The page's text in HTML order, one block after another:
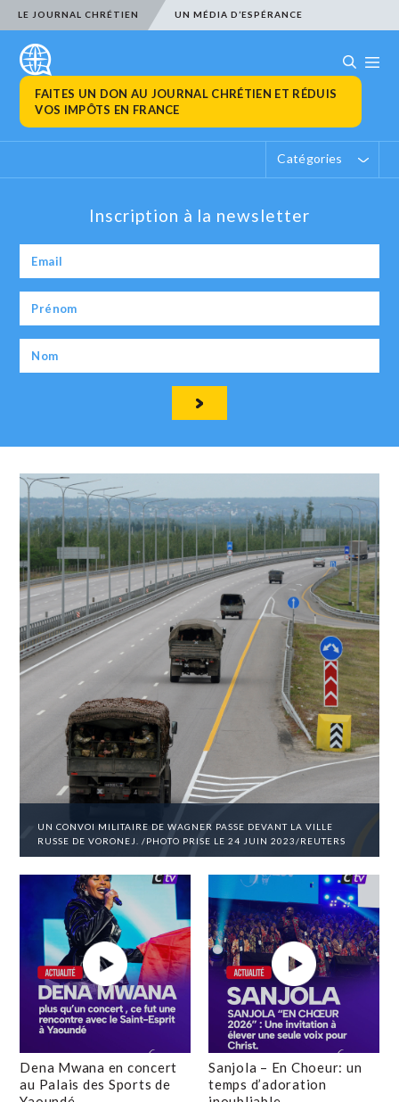
LE JOURNAL CHRÉTIEN UN MÉDIA D’ESPÉRANCE
FAITES UN DON AU JOURNAL CHRÉTIEN ET RÉDUIS
VOS IMPÔTS EN FRANCE
Catégories
Inscription à la newsletter
UN CONVOI MILITAIRE DE WAGNER PASSE DEVANT LA VILLE
RUSSE DE VORONEJ. /PHOTO PRISE LE 24 JUIN 2023/REUTERS
Dena Mwana en concert
au Palais des Sports de
Sanjola – En Choeur: un
temps d’adoration